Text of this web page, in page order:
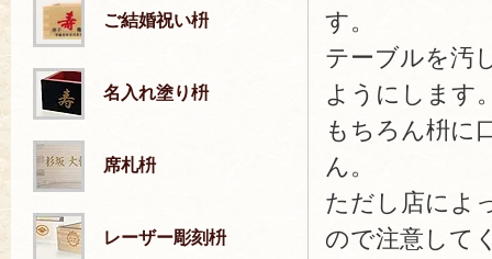
す。
テーブルを汚
ようにします
もちろん枡に
ん。
ただし店によ
ので注意して
ご結婚祝い枡
名入れ塗り枡
席札枡
レーザー彫刻枡